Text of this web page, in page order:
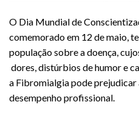
O Dia Mundial de
comemorado em 12 de maio,
população sobre a doença,
dores, distúrbios de humor e
a Fibromialgia pode prejudicar
desempenho profissional.